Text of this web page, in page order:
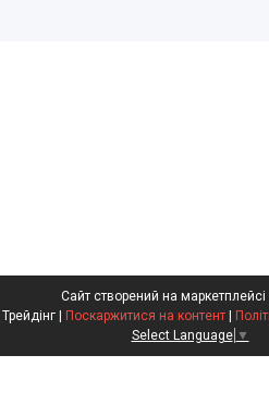
Сайт створений на маркетплейсі
БІО Трейдінг | Поскаржитися на контент |
Select Language ▼